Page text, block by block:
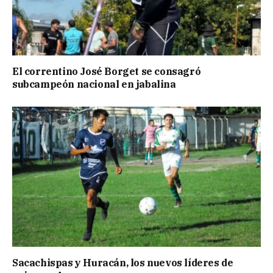
El correntino José Borget se consagró
subcampeón nacional en jabalina
Sacachispas y Huracán, los nuevos líderes de